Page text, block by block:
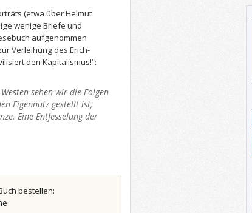
(etwa über Helmut
wenige Briefe und
aufgenommen
Verleihung des Erich-
den Kapitalismus!“:
sehen wir die Folgen
Eigennutz gestellt ist,
Eine Entfesselung der
bestellen: